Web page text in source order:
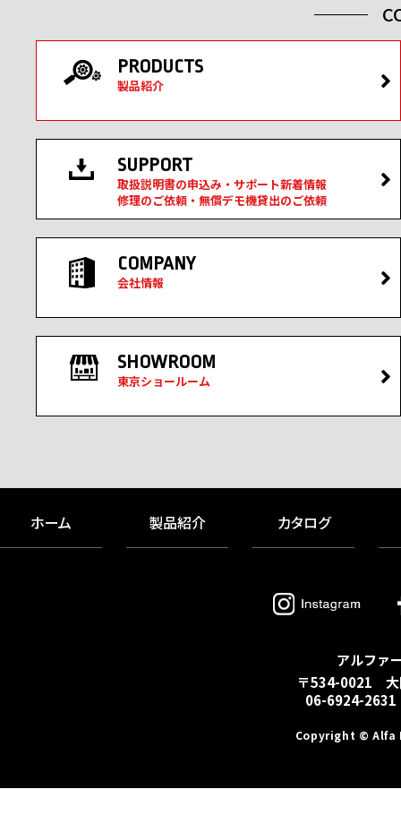
PRODUCTS
製品紹介
SUPPORT
取扱説明書の申込み・サポート新着情報
修理のご依頼・無償デモ機貸出のご依頼
COMPANY
会社情報
SHOWROOM
東京ショールーム
ホーム 製品紹介 カタログ
アルファ
〒534-0021 大
06-6924-
Copyright © Alfa